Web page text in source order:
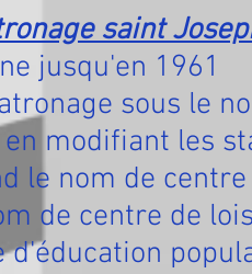
saint
jusqu'en 1961
sous le
en modifiant les
le nom de
de centre de
d'éducation